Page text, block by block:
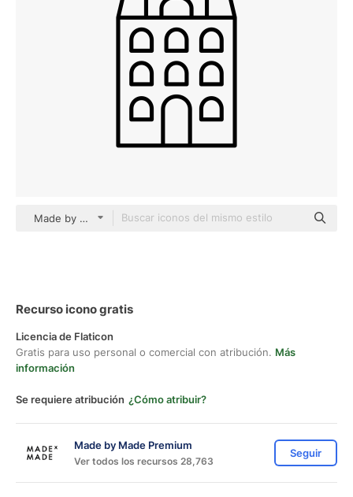
Made by Made Lineal
Recurso icono gratis
Licencia de Flaticon
Gratis para uso personal o comercial con atribución. Más
información
Se requiere atribución ¿Cómo atribuir?
Made by Made Premium
Ver todos los recursos 28,763
Seguir